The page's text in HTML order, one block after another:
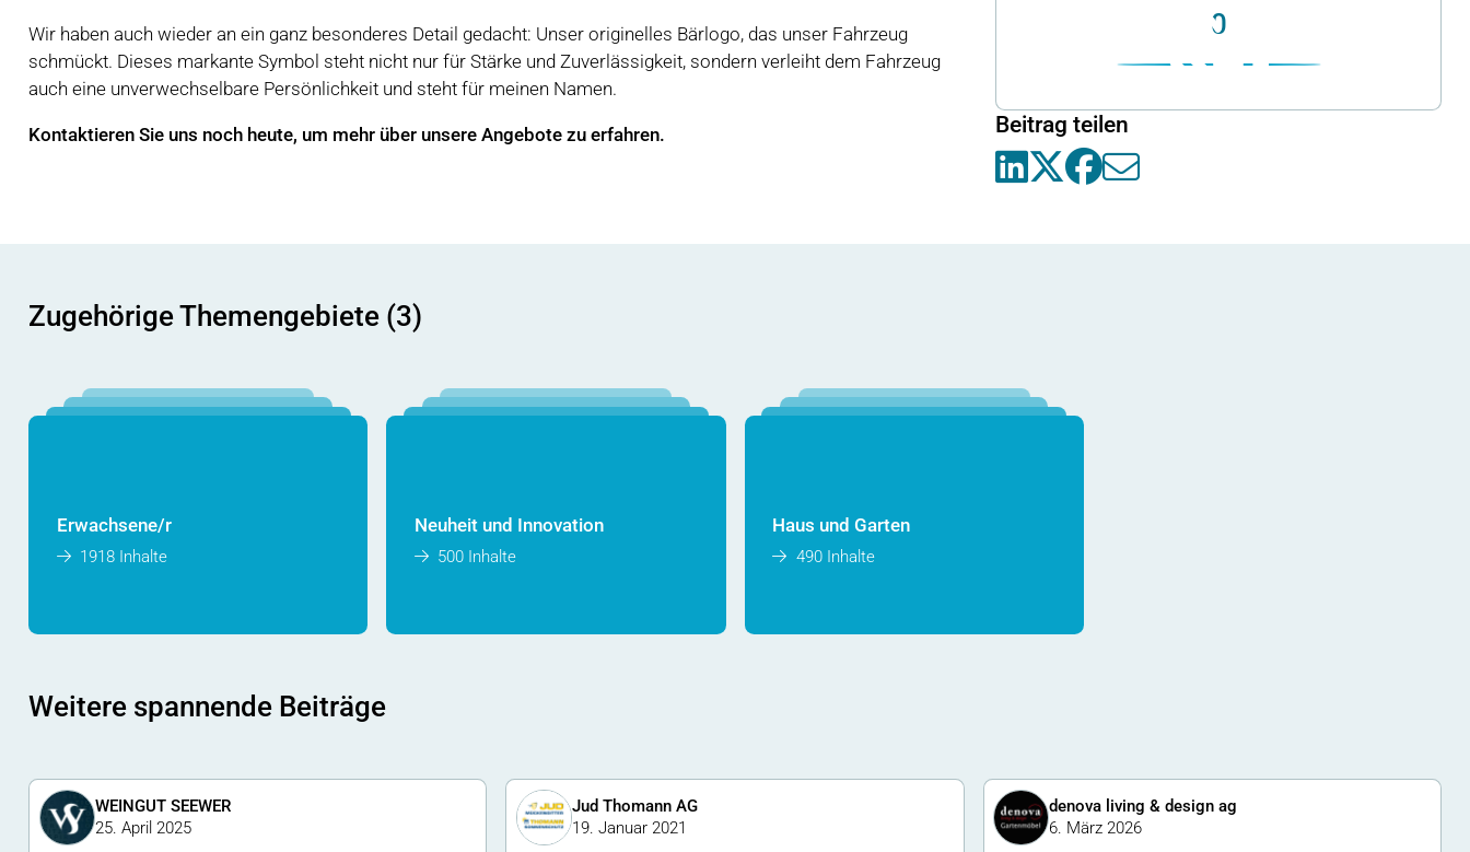
Wir haben auch wieder an ein ganz besonderes Detail gedacht: Unser originelles Bärlogo, das unser Fahrzeug
schmückt. Dieses markante Symbol steht nicht nur für Stärke und Zuverlässigkeit, sondern verleiht dem Fahrzeug
auch eine unverwechselbare Persönlichkeit und steht für meinen Namen.
Kontaktieren Sie uns noch heute, um mehr über unsere Angebote zu erfahren.
0
Beitrag teilen
Zugehörige Themengebiete (3)
Erwachsene/r
1918 Inhalte
Neuheit und Innovation
500 Inhalte
Haus und Garten
490 Inhalte
Weitere spannende Beiträge
WEINGUT SEEWER
25. April 2025
Jud Thomann AG
19. Januar 2021
denova living & design ag
6. März 2026